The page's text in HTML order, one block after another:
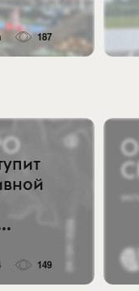
187
149